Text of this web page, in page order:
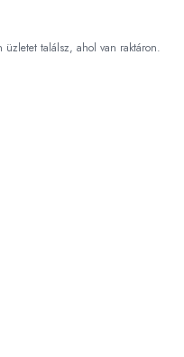
üzletet találsz, ahol van raktáron.